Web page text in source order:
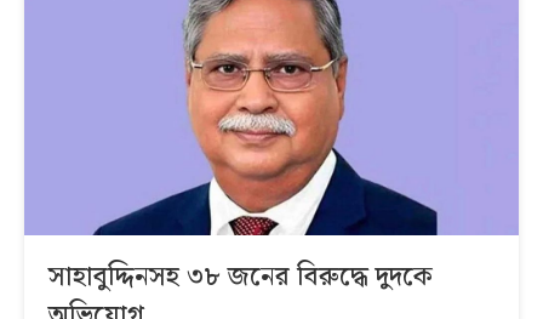
সাহাবুদ্দিনসহ ৩৮ জনের বিরুদ্ধে দুদকে